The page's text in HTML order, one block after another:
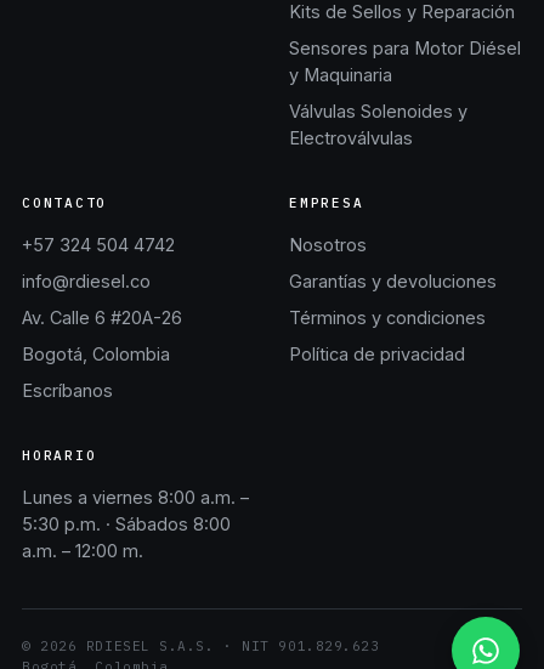
Kits de Sellos y Reparación
Sensores para Motor Diésel
y Maquinaria
Válvulas Solenoides y
Electroválvulas
CONTACTO
+57 324 504 4742
info@rdiesel.co
Av. Calle 6 #20A-26
Bogotá, Colombia
Escríbanos
EMPRESA
Nosotros
Garantías y devoluciones
Términos y condiciones
Política de privacidad
HORARIO
Lunes a viernes 8:00 a.m. –
5:30 p.m. · Sábados 8:00
a.m. – 12:00 m.
© 2026 RDIESEL S.A.S. · NIT 901.829.623